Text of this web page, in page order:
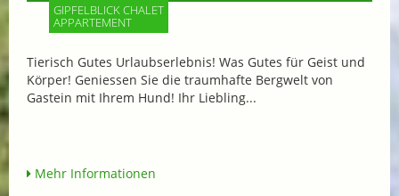
GIPFELBLICK CHALET
APPARTEMENT
Tierisch Gutes Urlaubserlebnis! Was Gutes für Geist und
Körper! Geniessen Sie die traumhafte Bergwelt von
Gastein mit Ihrem Hund! Ihr Liebling...
Mehr Informationen